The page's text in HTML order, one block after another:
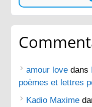
amour love dans
poèmes et lettres
Kadio Maxime